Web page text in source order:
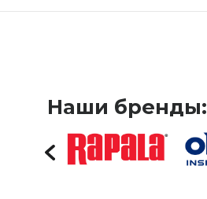
Наши бренды: